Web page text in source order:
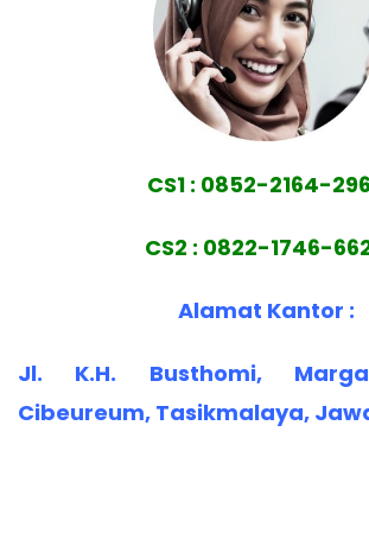
CS1 : 0852-2164-
CS2 : 0822-1746-
Alamat Kantor :
Jl. K.H. Busthomi,
Cibeureum, Tasikmalaya,